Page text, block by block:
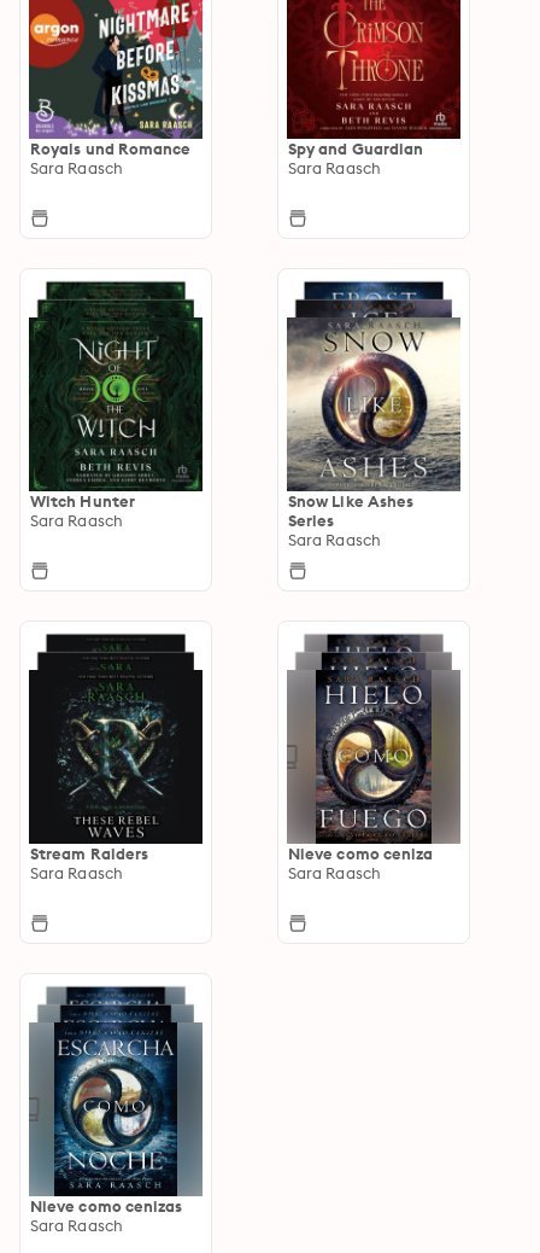
Royals und Romance
Sara Raasch
Spy and Guardian
Sara Raasch
Witch Hunter
Sara Raasch
Snow Like Ashes
Series
Sara Raasch
Stream Raiders
Sara Raasch
Nieve como ceniza
Sara Raasch
Nieve como cenizas
Sara Raasch